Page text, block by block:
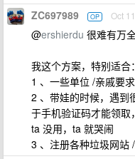
ZC697989 OP Oct
@ershierdu 很难有万
我这个方案，特别适合：
1 、一些单位 /亲戚要
2 、带娃的时候，遇到
于手机验证码才能领取
ta 没用，ta 就哭闹
3 、注册各种垃圾网站